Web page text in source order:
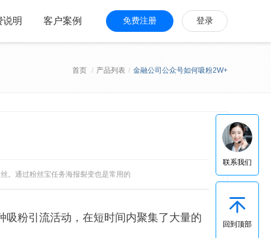
说明 客户案例 免费注册 登录
首页 / 产品列表 / 金融公司公众号如何吸粉2W+
。通过粉丝宝任务海报裂变也是常用的
粉引流活动，在短时间内聚集了大量的
联系我们
回到顶部